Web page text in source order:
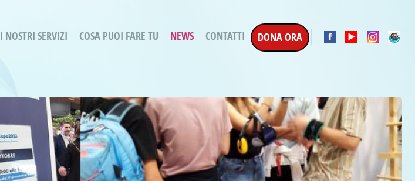
I NOSTRI SERVIZI
Bessimo Due
Servizio Fantasina:
Regina di Cuori
Servizi di Inclusione Sociale
SMI Gli Acrobati – Lallio
ergoterapica
Oltre la Terapia
Progetti in corso
Progetti conclusi
COSA PUOI FARE TU NEWS CONTATTI DONA ORA